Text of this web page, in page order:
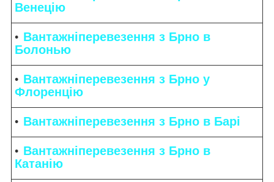
Венецію
Вантажніперевезення з Брно в
Болонью
Вантажніперевезення з Брно у
Флоренцію
Вантажніперевезення з Брно в Барі
Вантажніперевезення з Брно в
Катанію